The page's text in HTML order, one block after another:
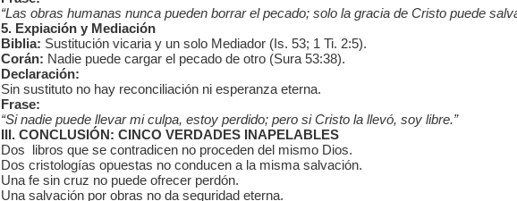
“Las obras humanas nunca pueden borrar el pecado; solo la gracia de Cristo puede
5. Expiación y Mediación
Biblia: Sustitución vicaria y un solo Mediador (Is. 53; 1 Ti. 2:5).
Corán: Nadie puede cargar el pecado de otro (Sura 53:38).
Declaración:
Sin sustituto no hay reconciliación ni esperanza eterna.
Frase:
“Si nadie puede llevar mi culpa, estoy perdido; pero si Cristo la llevó, soy libre.”
III. CONCLUSIÓN: CINCO VERDADES INAPELABLES
Dos libros que se contradicen no proceden del mismo Dios.
Dos cristologías opuestas no conducen a la misma salvación.
Una fe sin cruz no puede ofrecer perdón.
Una salvación por obras no da seguridad eterna.